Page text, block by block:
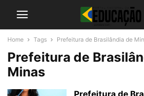
Home Tags Prefeitura de Brasilândia de
Prefeitura de
Minas
Prefeitura de